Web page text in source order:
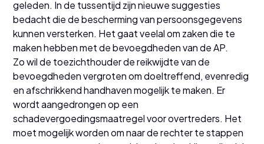
geleden. In de tussentijd zijn nieuwe suggesties
bedacht die de bescherming van persoonsgegevens
kunnen versterken. Het gaat veelal om zaken die te
maken hebben met de bevoegdheden van de AP.
Zo wil de toezichthouder de reikwijdte van de
bevoegdheden vergroten om doeltreffend, evenredig
en afschrikkend handhaven mogelijk te maken. Er
wordt aangedrongen op een
schadevergoedingsmaatregel voor overtreders. Het
moet mogelijk worden om naar de rechter te stappen